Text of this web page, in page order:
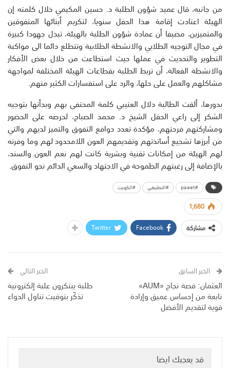
من جانبه، قال عميد شؤون الطلبة د. حسين المكيمي خلال كلمته إن
الهيئة اعتادت إقامة هذا الحفل سنويا، لتكريم أبنائها المتفوقين
والمتميزين، مضيفا أن عمادة شؤون الطلبة بالهيئة، تبذل جهودا كبيرة
في مجال التوجيه الطلابي والانشطة الطلابية وتتطلع دائما الى مواكبة
التطوير والتحديث في عملها حيث استطاعت من خلال بعض الأفكار
والانشطة الفعالة، أن تربط الطلبة بقطاعات الهيئة المختلفة ‎لمواجهة
مشاكلهم والعمل على حلها، والرد على استفسارات الكثير منهم.
بدورها، ألقت الطالبة دلال العتيبي كلمة المحتفى بهم وبدأتها بتوجيه
الشكر إلى راعي الحفل الشيخ د. محمد الصباح، لحرصه على الحضور
ومشاركتهم فرحتهم، مؤكدة تعدد دوافع التفوق والتميز لديهم والتي
من أبرزها تشجيع أساتذتهم وتقديمهم العون اللامحدود لهم وما وفرته
لهم الهيئة من إمكانات تقنية وبشرية كانت لهم نعم العون والسند،
بالإضافة إلى رغبتهم الطموحة في الاجتهاد والسعي الدائم نحو التفوق.
#paaet #التطبيقي #الكويت
1,680
مشاركة
Facebook
Twitter
الخبر السابق
العثمان: قصة نجاح «AUM»
نابعة من إحساس عميق وإرادة
قوية لتقديم الأفضل
الخبر التالي
طلبة يبتكرون علبة إلكترونية
تذكّر بتوقيت تناول الدواء
قد يعجبك ايضا